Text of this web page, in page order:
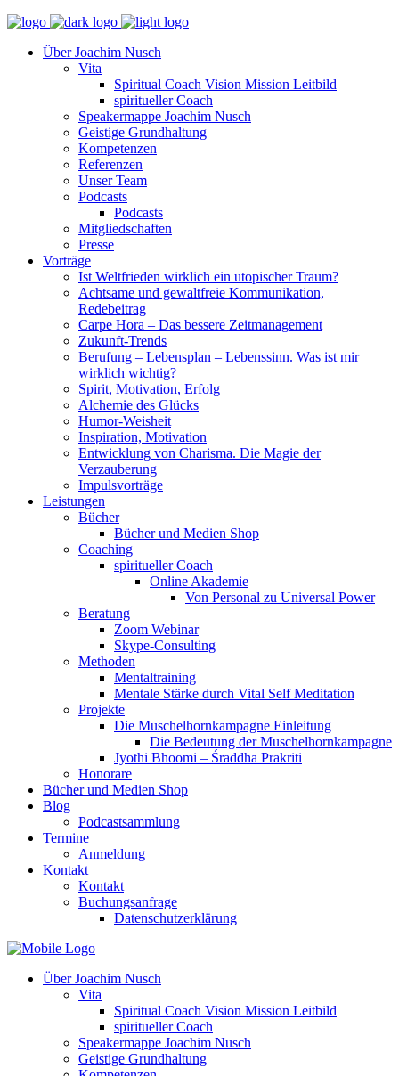
Über Joachim Nusch
Vita
Spiritual Coach Vision Mission Leitbild
spiritueller Coach
Speakermappe Joachim Nusch
Geistige Grundhaltung
Kompetenzen
Referenzen
Unser Team
Podcasts
Podcasts
Mitgliedschaften
Presse
Vorträge
Ist Weltfrieden wirklich ein utopischer Traum?
Achtsame und gewaltfreie Kommunikation,
Redebeitrag
Carpe Hora – Das bessere Zeitmanagement
Zukunft-Trends
Berufung – Lebensplan – Lebenssinn. Was ist mir
wirklich wichtig?
Spirit, Motivation, Erfolg
Alchemie des Glücks
Humor-Weisheit
Inspiration, Motivation
Entwicklung von Charisma. Die Magie der
Verzauberung
Impulsvorträge
Leistungen
Bücher
Bücher und Medien Shop
Coaching
spiritueller Coach
Online Akademie
Von Personal zu Universal Power
Beratung
Zoom Webinar
Skype-Consulting
Methoden
Mentaltraining
Mentale Stärke durch Vital Self Meditation
Projekte
Die Muschelhornkampagne Einleitung
Die Bedeutung der Muschelhornkampagne
Jyothi Bhoomi – Śraddhā Prakriti
Honorare
Bücher und Medien Shop
Blog
Podcastsammlung
Termine
Anmeldung
Kontakt
Kontakt
Buchungsanfrage
Datenschutzerklärung
Über Joachim Nusch
Vita
Spiritual Coach Vision Mission Leitbild
spiritueller Coach
Speakermappe Joachim Nusch
Geistige Grundhaltung